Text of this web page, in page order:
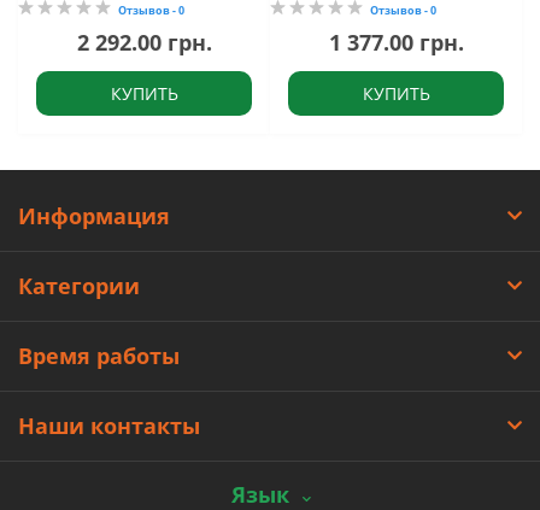
Отзывов - 0
2 292.00 грн.
КУПИТЬ
Отзывов - 0
1 377.00 грн.
КУПИТЬ
Информация
Категории
Время работы
Наши контакты
Язык